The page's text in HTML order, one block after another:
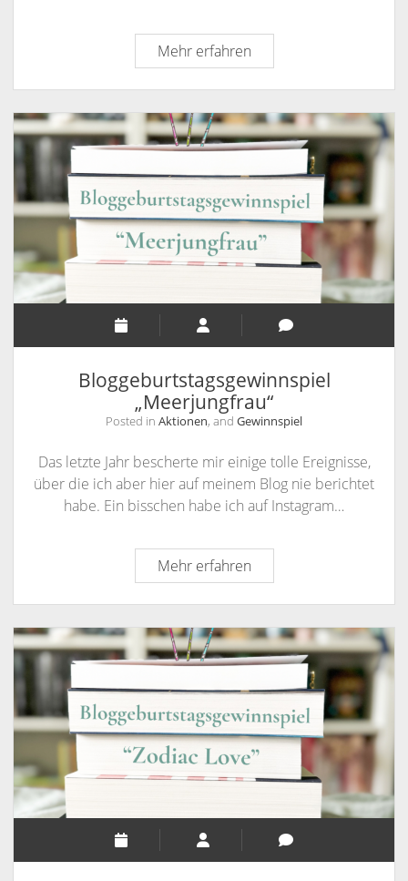
Mehr erfahrenAuslosung
der
Bloggeburtstagsgewinnspiel
„Meerjungfrau“
Posted in Aktionen, and Gewinnspiel
Das letzte Jahr bescherte mir einige tolle Ereignisse,
über die ich aber hier auf meinem Blog nie berichtet
habe. Ein bisschen habe ich auf Instagram…
Mehr erfahren
„Meerjungfrau“